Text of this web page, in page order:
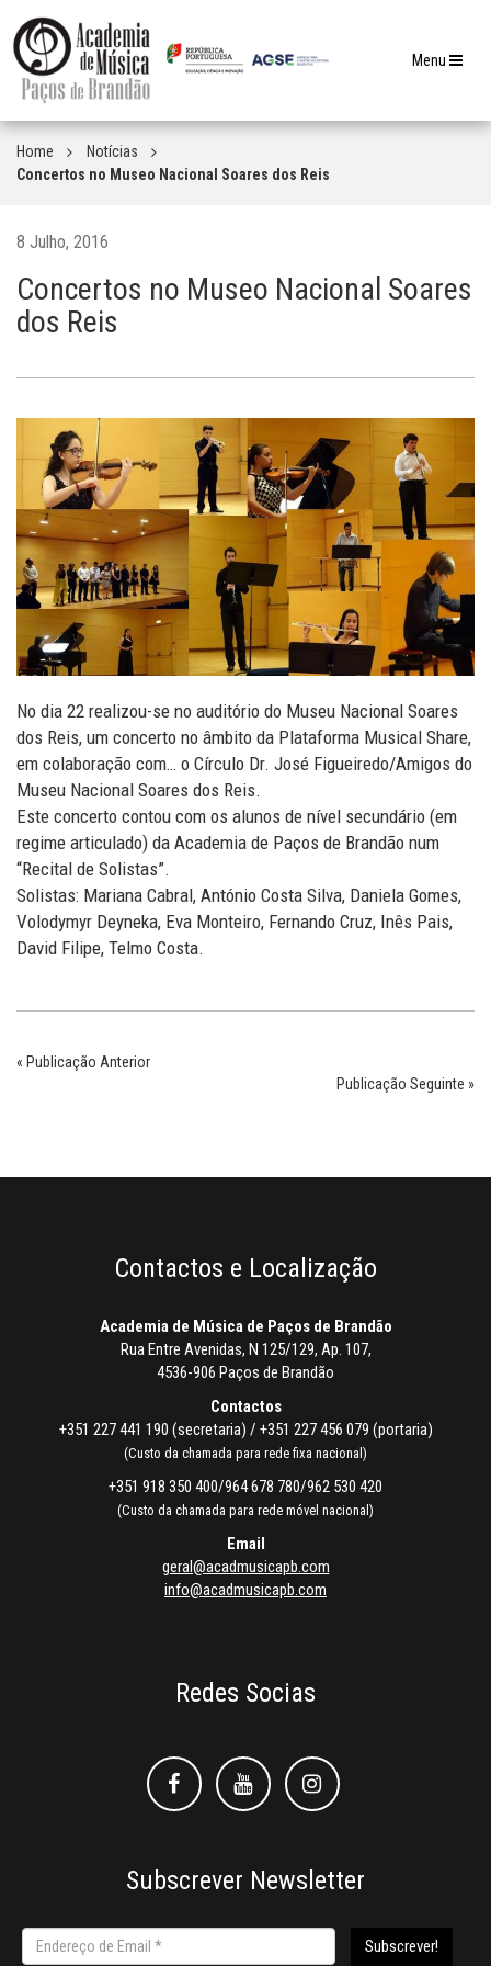
Toggle
Menu
Home
Notícias
Concertos no Museo Nacional Soares dos Reis
8 Julho, 2016
Concertos no Museo Nacional Soares
dos Reis
No dia 22 realizou-se no auditório do Museu Nacional Soares
dos Reis, um concerto no âmbito da Plataforma Musical Share,
em colaboração com… o Círculo Dr. José Figueiredo/Amigos do
Museu Nacional Soares dos Reis.
Este concerto contou com os alunos de nível secundário (em
regime articulado) da Academia de Paços de Brandão num
“Recital de Solistas”.
Solistas: Mariana Cabral, António Costa Silva, Daniela Gomes,
Volodymyr Deyneka, Eva Monteiro, Fernando Cruz, Inês Pais,
David Filipe, Telmo Costa.
« Publicação Anterior
Publicação Seguinte »
Contactos e Localização
Academia de Música de Paços de Brandão
Rua Entre Avenidas, N 125/129, Ap. 107,
4536-906 Paços de Brandão
Contactos
+351 227 441 190 (secretaria) / +351 227 456 079 (portaria)
(Custo da chamada para rede fixa nacional)
+351 918 350 400/964 678 780/962 530 420
(Custo da chamada para rede móvel nacional)
Email
geral@acadmusicapb.com
info@acadmusicapb.com
Redes Socias
FacebookFacebookInstagram
Subscrever Newsletter